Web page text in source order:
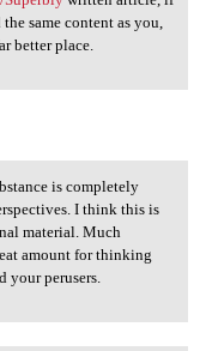
same content as you,
better place.
is completely
I think this is
material. Much
amount for thinking
your perusers.